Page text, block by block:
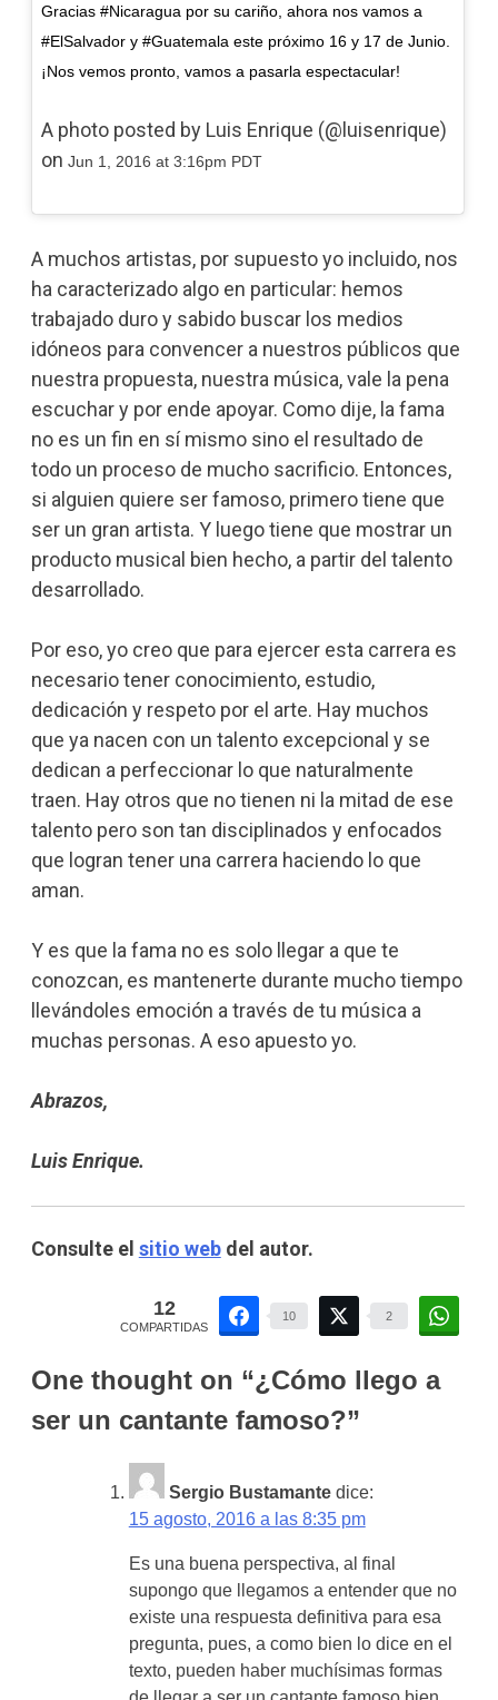
Gracias #Nicaragua por su cariño, ahora nos vamos a
#ElSalvador y #Guatemala este próximo 16 y 17 de Junio.
¡Nos vemos pronto, vamos a pasarla espectacular!
A photo posted by Luis Enrique (@luisenrique)
on Jun 1, 2016 at 3:16pm PDT
A muchos artistas, por supuesto yo incluido, nos
ha caracterizado algo en particular: hemos
trabajado duro y sabido buscar los medios
idóneos para convencer a nuestros públicos que
nuestra propuesta, nuestra música, vale la pena
escuchar y por ende apoyar. Como dije, la fama
no es un fin en sí mismo sino el resultado de
todo un proceso de mucho sacrificio. Entonces,
si alguien quiere ser famoso, primero tiene que
ser un gran artista. Y luego tiene que mostrar un
producto musical bien hecho, a partir del talento
desarrollado.
Por eso, yo creo que para ejercer esta carrera es
necesario tener conocimiento, estudio,
dedicación y respeto por el arte. Hay muchos
que ya nacen con un talento excepcional y se
dedican a perfeccionar lo que naturalmente
traen. Hay otros que no tienen ni la mitad de ese
talento pero son tan disciplinados y enfocados
que logran tener una carrera haciendo lo que
aman.
Y es que la fama no es solo llegar a que te
conozcan, es mantenerte durante mucho tiempo
llevándoles emoción a través de tu música a
muchas personas. A eso apuesto yo.
Abrazos,
Luis Enrique.
Consulte el sitio webdel autor.
12
COMPARTIDAS
10 2
One thought on “¿Cómo llego a
ser un cantante famoso?”
Sergio Bustamante dice:
15 agosto, 2016 a las 8:35 pm
Es una buena perspectiva, al final
supongo que llegamos a entender que no
existe una respuesta definitiva para esa
pregunta, pues, a como bien lo dice en el
texto, pueden haber muchísimas formas